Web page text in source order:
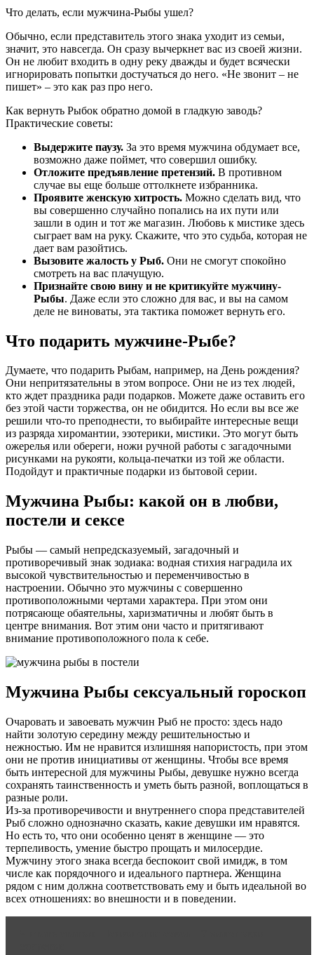
Что делать, если мужчина-Рыбы ушел?
Обычно, если представитель этого знака уходит из семьи,
значит, это навсегда. Он сразу вычеркнет вас из своей жизни.
Он не любит входить в одну реку дважды и будет всячески
игнорировать попытки достучаться до него. «Не звонит – не
пишет» ‒ это как раз про него.
Как вернуть Рыбок обратно домой в гладкую заводь?
Практические советы:
Выдержите паузу. За это время мужчина обдумает все,
возможно даже поймет, что совершил ошибку.
Отложите предъявление претензий. В противном
случае вы еще больше оттолкнете избранника.
Проявите женскую хитрость. Можно сделать вид, что
вы совершенно случайно попались на их пути или
зашли в один и тот же магазин. Любовь к мистике здесь
сыграет вам на руку. Скажите, что это судьба, которая не
дает вам разойтись.
Вызовите жалость у Рыб. Они не смогут спокойно
смотреть на вас плачущую.
Признайте свою вину и не критикуйте мужчину-
Рыбы. Даже если это сложно для вас, и вы на самом
деле не виноваты, эта тактика поможет вернуть его.
Что подарить мужчине-Рыбе?
Думаете, что подарить Рыбам, например, на День рождения?
Они непритязательны в этом вопросе. Они не из тех людей,
кто ждет праздника ради подарков. Можете даже оставить его
без этой части торжества, он не обидится. Но если вы все же
решили что-то преподнести, то выбирайте интересные вещи
из разряда хиромантии, эзотерики, мистики. Это могут быть
ожерелья или обереги, ножи ручной работы с загадочными
рисунками на рукояти, кольца-печатки из той же области.
Подойдут и практичные подарки из бытовой серии.
Мужчина Рыбы: какой он в любви,
постели и сексе
Рыбы — самый непредсказуемый, загадочный и
противоречивый знак зодиака: водная стихия наградила их
высокой чувствительностью и переменчивостью в
настроении. Обычно это мужчины с совершенно
противоположными чертами характера. При этом они
потрясающе обаятельны, харизматичны и любят быть в
центре внимания. Вот этим они часто и притягивают
внимание противоположного пола к себе.
Мужчина Рыбы сексуальный гороскоп
Очаровать и завоевать мужчин Рыб не просто: здесь надо
найти золотую середину между решительностью и
нежностью. Им не нравится излишняя напористость, при этом
они не против инициативы от женщины. Чтобы все время
быть интересной для мужчины Рыбы, девушке нужно всегда
сохранять таинственность и уметь быть разной, воплощаться в
разные роли.
Из-за противоречивости и внутреннего спора представителей
Рыб сложно однозначно сказать, какие девушки им нравятся.
Но есть то, что они особенно ценят в женщине — это
терпеливость, умение быстро прощать и милосердие.
Мужчину этого знака всегда беспокоит свой имидж, в том
числе как порядочного и идеального партнера. Женщина
рядом с ним должна соответствовать ему и быть идеальной во
всех отношениях: во внешности и в поведении.